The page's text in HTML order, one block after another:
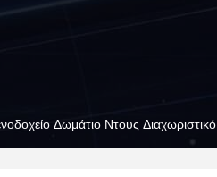
Δωμάτιο Ντους Διαχωριστικό